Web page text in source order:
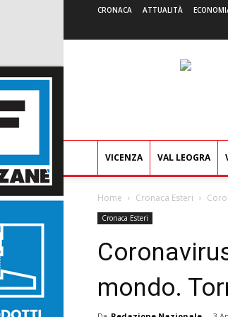
CRONACA ATTUALITÀ
VICENZA VAL LEOGRA
Home Cronaca Esteri
Cronaca Esteri
mondo.